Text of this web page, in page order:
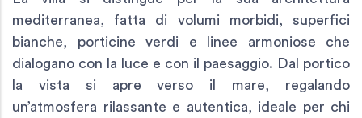
mediterranea, fatta di volumi morbidi, superfici
bianche, porticine verdi e linee armoniose che
dialogano con la luce e con il paesaggio. Dal portico
la vista si apre verso il mare, regalando
un’atmosfera rilassante e autentica, ideale per chi